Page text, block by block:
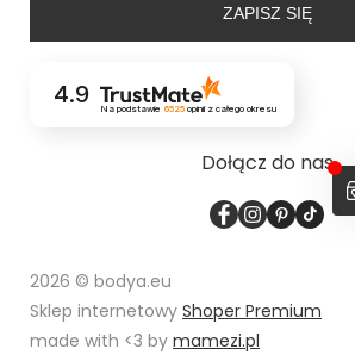
ZAPISZ SIĘ
4.9
Na podstawie 6525opinii z całego okresu
Dołącz do nas
2026 © bodya.eu
Sklep internetowy Shoper Premium
made with <3 by mamezi.pl